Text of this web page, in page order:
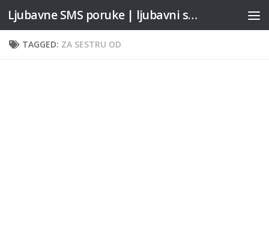
Skip to content Ljubavne SMS poruke | ljubavni stihovi
TAGGED: ZA SESTRU OD